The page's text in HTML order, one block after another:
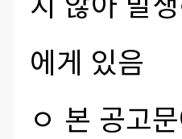
에게 있음
ㅇ 본 공고